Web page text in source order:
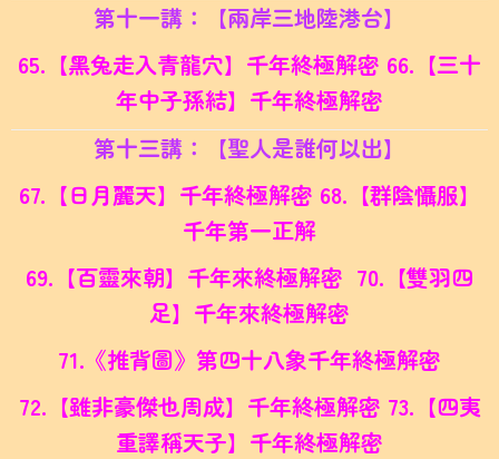
第十一講：【兩岸三地陸港台】
65.【黑兔走入青龍穴】千年終極解密 66. 【三十
年中子孫結】千年終極解密
第十三講：【聖人是誰何以出】
67.【日月麗天】千年終極解密 68.【群陰懾服】
千年第一正解
69.【百靈來朝】千年來終極解密 70. 【雙羽四
足】千年來終極解密
71.《推背圖》第四十八象千年終極解密
72.【雖非豪傑也周成】千年終極解密 73. 【四夷
重譯稱天子】千年終極解密